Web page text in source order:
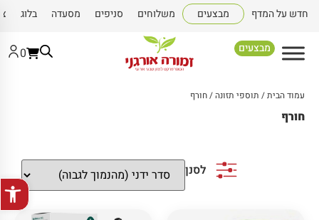
פתח
חדש על המדף מבצעים משלוחים סניפים מסעדה בלוג
מבצעים 0
עמוד הבית/ תוספי תזונה/ חורף
חורף
לסנן